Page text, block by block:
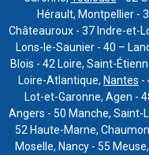
Hérault, Montpellier -
Châteauroux - 37 Indre-et-
Lons-le-Saunier - 40 –
Blois - 42 Loire, Saint-
Loire-Atlantique, Nantes -
Lot-et-Garonne, Agen -
Angers - 50 Manche, Saint-
52 Haute-Marne,
Moselle, Nancy - 55